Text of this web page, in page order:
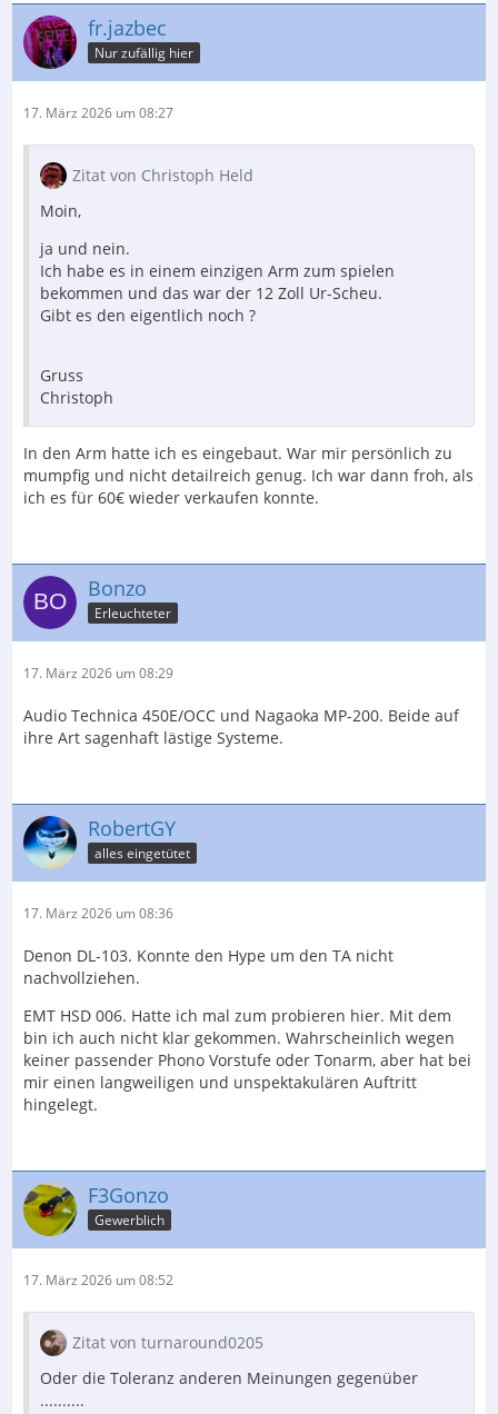
fr.jazbec
Nur zufällig hier
17. März 2026 um 08:27
Zitat von Christoph Held
Moin,
ja und nein.
Ich habe es in einem einzigen Arm zum spielen
bekommen und das war der 12 Zoll Ur-Scheu.
Gibt es den eigentlich noch ?
Gruss
Christoph
In den Arm hatte ich es eingebaut. War mir persönlich zu
mumpfig und nicht detailreich genug. Ich war dann froh, als
ich es für 60€ wieder verkaufen konnte.
Bonzo
Erleuchteter
17. März 2026 um 08:29
Audio Technica 450E/OCC und Nagaoka MP-200. Beide auf
ihre Art sagenhaft lästige Systeme.
RobertGY
alles eingetütet
17. März 2026 um 08:36
Denon DL-103. Konnte den Hype um den TA nicht
nachvollziehen.
EMT HSD 006. Hatte ich mal zum probieren hier. Mit dem
bin ich auch nicht klar gekommen. Wahrscheinlich wegen
keiner passender Phono Vorstufe oder Tonarm, aber hat bei
mir einen langweiligen und unspektakulären Auftritt
hingelegt.
F3Gonzo
Gewerblich
17. März 2026 um 08:52
Zitat von turnaround0205
Oder die Toleranz anderen Meinungen gegenüber
..........